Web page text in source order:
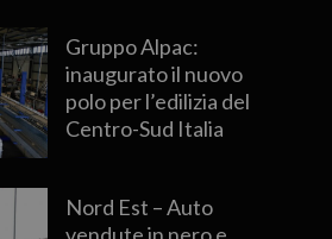
Gruppo Alpac:
inaugurato il nuovo
polo per l’edilizia del
Centro-Sud Italia
Nord Est – Auto